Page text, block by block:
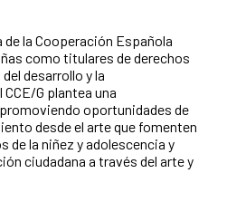
la Cooperación Española
como titulares de derechos
desarrollo y la
G plantea una
oportunidades de
desde el arte que fomenten
de la niñez y adolescencia y
ciudadana a través del arte y